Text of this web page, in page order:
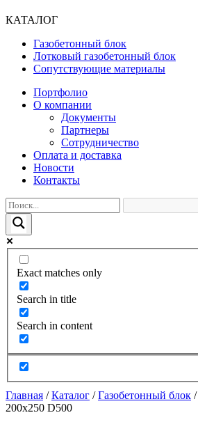
КАТАЛОГ
Газобетонный блок
Лотковый газобетонный блок
Сопутствующие материалы
Портфолио
О компании
Документы
Партнеры
Сотрудничество
Оплата и доставка
Новости
Контакты
Exact matches only
Search in title
Search in content
Главная /Каталог /Газобетонный блок /
200х250 D500